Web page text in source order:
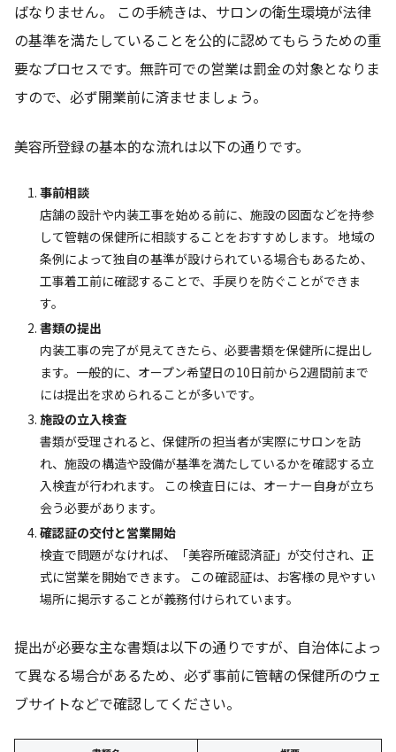
ばなりません。 この手続きは、サロンの衛生環境が法律
の基準を満たしていることを公的に認めてもらうための重
要なプロセスです。無許可での営業は罰金の対象となりま
すので、必ず開業前に済ませましょう。
美容所登録の基本的な流れは以下の通りです。
事前相談
店舗の設計や内装工事を始める前に、施設の図面などを持参
して管轄の保健所に相談することをおすすめします。 地域の
条例によって独自の基準が設けられている場合もあるため、
工事着工前に確認することで、手戻りを防ぐことができま
す。
書類の提出
内装工事の完了が見えてきたら、必要書類を保健所に提出し
ます。一般的に、オープン希望日の10日前から2週間前まで
には提出を求められることが多いです。
施設の立入検査
書類が受理されると、保健所の担当者が実際にサロンを訪
れ、施設の構造や設備が基準を満たしているかを確認する立
入検査が行われます。 この検査日には、オーナー自身が立ち
会う必要があります。
確認証の交付と営業開始
検査で問題がなければ、「美容所確認済証」が交付され、正
式に営業を開始できます。 この確認証は、お客様の見やすい
場所に掲示することが義務付けられています。
提出が必要な主な書類は以下の通りですが、自治体によっ
て異なる場合があるため、必ず事前に管轄の保健所のウェ
ブサイトなどで確認してください。